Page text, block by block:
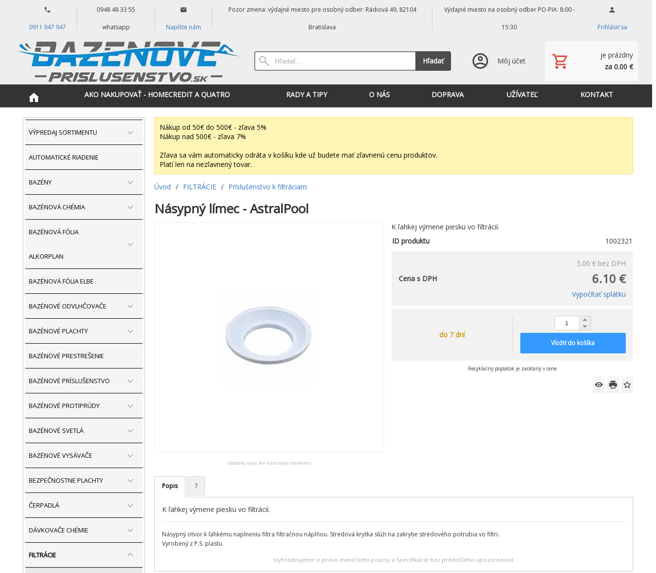
0911 947 947
0948 48 33 55
whatsapp Napíšte nám
Pozor zmena: výdajné miesto pre osobný odber: Rádiová 49, 82104
Bratislava
Výdajné miesto na osobný odber PO-PIA: 8:00 -
15:30 Prihlásiť sa
Hľadať Môj účet
je prázdny
za 0.00 €
AKO NAKUPOVAŤ - HOMECREDIT A QUATRO RADY A TIPY O NÁS DOPRAVA UŽÍVATEĽ KONTAKT
VÝPREDAJ SORTIMENTU
AUTOMATICKÉ RIADENIE
BAZÉNY
BAZÉNOVÁ CHÉMIA
BAZÉNOVÁ FÓLIA
ALKORPLAN
BAZÉNOVÁ FÓLIA ELBE
BAZÉNOVÉ ODVLHČOVAČE
BAZÉNOVÉ PLACHTY
BAZÉNOVÉ PRESTREŠENIE
BAZÉNOVÉ PRÍSLUŠENSTVO
BAZÉNOVÉ PROTIPRÚDY
BAZÉNOVÉ SVETLÁ
BAZÉNOVÉ VYSÁVAČE
BEZPEČNOSTNE PLACHTY
ČERPADLÁ
DÁVKOVAČE CHÉMIE
FILTRÁCIE
Nákup od 50€ do 500€ - zľava 5%
Nákup nad 500€ - zľava 7%
Zľava sa vám automaticky odráta v košíku kde už budete mať zľavnenú cenu produktov.
Platí len na nezľavnený tovar.
Úvod / FILTRÁCIE / Príslušenstvo k filtráciam
Násypný límec - AstralPool
(obrázky majú len ilustračný charakter)
K ľahkej výmene piesku vo filtrácií.
ID produktu
1002321
5.00 € bez DPH
6.10 €
Cena s DPH
Vypočítať splátku
do 7 dní
Vložiť do košíka
Recyklačný poplatok je zarátaný v cene
Popis ?
K ľahkej výmene piesku vo filtrácií.
Násypný otvor k ľahkému naplneniu filtra filtračnou náplňou. Stredová krytka slúži na zakrytie stredového potrubia vo filtri.
Vyrobený z P.S. plastu.
(vyhradzujeme si právo meniť tieto popisy a špecifikácie bez predošlého upozornenia)